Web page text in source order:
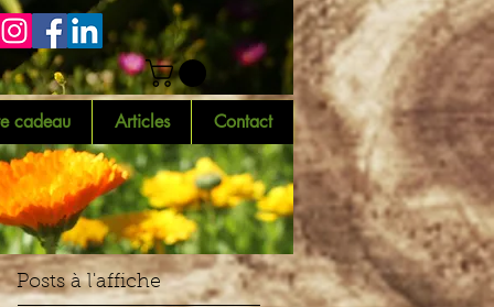
cadeau Articles Contact
Posts à l'affiche